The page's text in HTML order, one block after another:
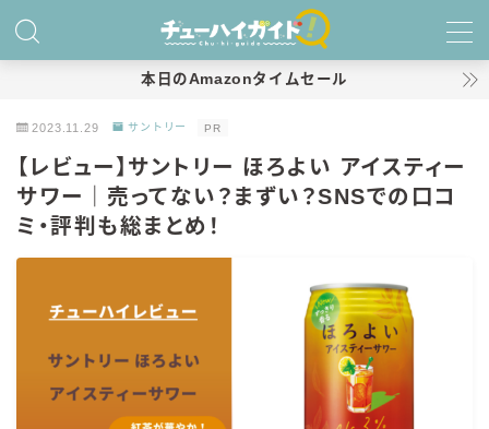
特集！
商品レビュー
キリン
氷結
氷結 無糖
本日のAmazonタイムセール
2023.11.29 サントリー PR
【レビュー】サントリー ほろよい アイスティー
サワー｜売ってない？まずい？SNSでの口コ
ミ・評判も総まとめ！